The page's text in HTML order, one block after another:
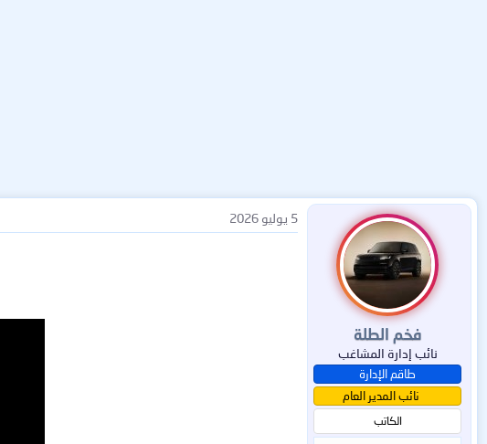
فخم الطلة
نائب إدارة المشاغب
طاقم الإدارة
نائب المدير العام
الكاتب
5 يوليو 2026